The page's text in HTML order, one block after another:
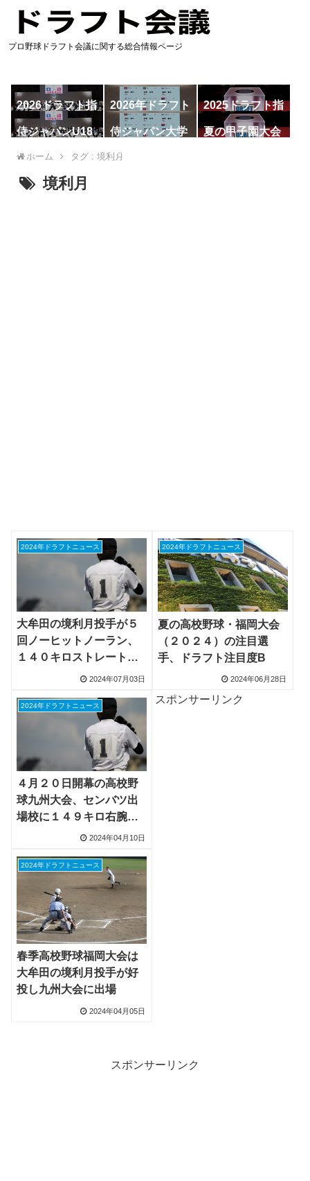
プロ野球ドラフト会議に関する総合情報ページ
2026ドラフト指
名予想
2026年ドラフト
候補
2025ドラフト指
名一覧
侍ジャパンU18
代表
侍ジャパン大学
代表
夏の甲子園大会
ホーム タグ : 境利月
境利月
2024年ドラフトニュース
大牟田の境利月投手が５
回ノーヒットノーラン、
１４０キロストレートで
2024年07月03日
2024年ドラフトニュース
夏の高校野球・福岡大会
（２０２４）の注目選
手、ドラフト注目度B
2024年06月28日
2024年ドラフトニュース
４月２０日開幕の高校野
球九州大会、センバツ出
場校に１４９キロ右腕や
１５２キロ右腕が挑む
2024年04月10日
スポンサーリンク
2024年ドラフトニュース
春季高校野球福岡大会は
大牟田の境利月投手が好
投し九州大会に出場
2024年04月05日
スポンサーリンク